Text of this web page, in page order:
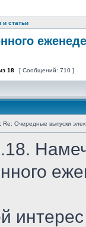
и статьи
18 [ Сообщений: 710 ]
Re: Очередные выпуски
интерес